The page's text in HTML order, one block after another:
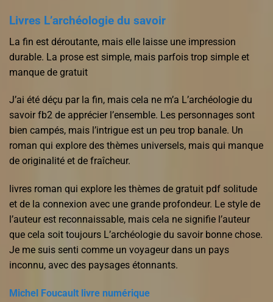
Livres L’archéologie du savoir
La fin est déroutante, mais elle laisse une impression
durable. La prose est simple, mais parfois trop simple et
manque de gratuit
J’ai été déçu par la fin, mais cela ne m’a L’archéologie du
savoir fb2 de apprécier l’ensemble. Les personnages sont
bien campés, mais l’intrigue est un peu trop banale. Un
roman qui explore des thèmes universels, mais qui manque
de originalité et de fraîcheur.
livres roman qui explore les thèmes de gratuit pdf solitude
et de la connexion avec une grande profondeur. Le style de
l’auteur est reconnaissable, mais cela ne signifie l’auteur
que cela soit toujours L’archéologie du savoir bonne chose.
Je me suis senti comme un voyageur dans un pays
inconnu, avec des paysages étonnants.
Michel Foucault livre numérique